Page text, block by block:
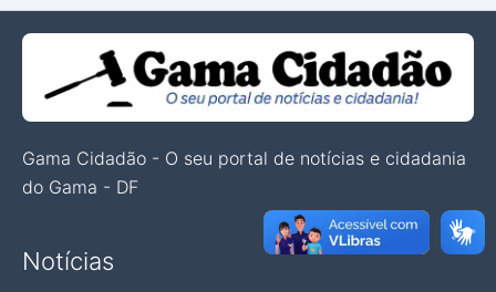
Gama Cidadão - O seu portal de notícias e cidadania
do Gama - DF
Notícias